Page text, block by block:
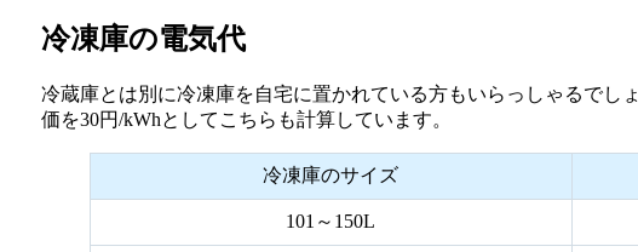
冷凍庫の電気代
冷蔵庫とは別に冷凍庫を自宅に置かれている方もいらっしゃるで
価を30円/kWhとしてこちらも計算しています。
冷凍庫のサイズ
101～150L